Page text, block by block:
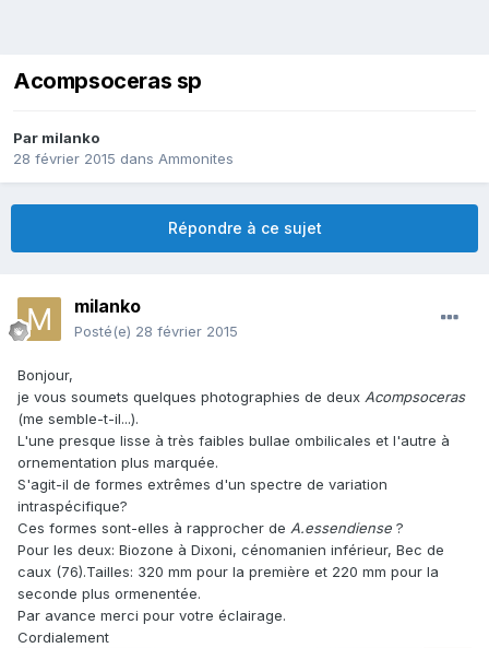
Acompsoceras sp
Par milanko
28 février 2015 dans Ammonites
Répondre à ce sujet
milanko
Posté(e) 28 février 2015
Bonjour,
je vous soumets quelques photographies de deux Acompsoceras
(me semble-t-il...).
L'une presque lisse à très faibles bullae ombilicales et l'autre à
ornementation plus marquée.
S'agit-il de formes extrêmes d'un spectre de variation
intraspécifique?
Ces formes sont-elles à rapprocher de A.essendiense ?
Pour les deux: Biozone à Dixoni, cénomanien inférieur, Bec de
caux (76).Tailles: 320 mm pour la première et 220 mm pour la
seconde plus ormenentée.
Par avance merci pour votre éclairage.
Cordialement